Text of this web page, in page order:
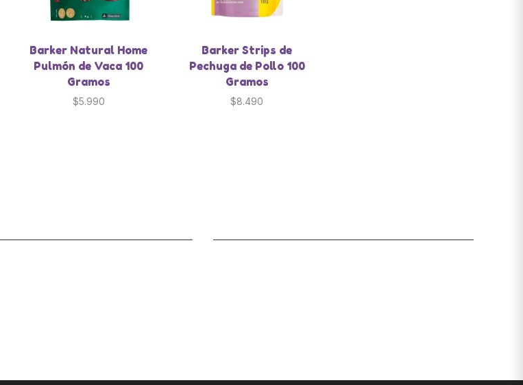
Barker Natural Home
Pulmón de Vaca 100
Gramos
$5.990
Barker Strips de
Pechuga de Pollo 100
Gramos
$8.490